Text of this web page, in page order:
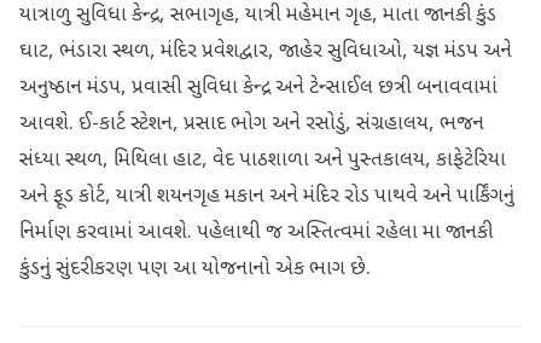
યાત્રાળુ સુવિધા કેન્દ્ર, સભાગૃહ, યાત્રી મહેમાન ગૃહ, માતા જાનકી કુંડ
ઘાટ, ભંડારા સ્થળ, મંદિર પ્રવેશદ્વાર, જાહેર સુવિધાઓ, યજ્ઞ મંડપ અને
અનુષ્ઠાન મંડપ, પ્રવાસી સુવિધા કેન્દ્ર અને ટેન્સાઈલ છત્રી બનાવવામાં
આવશે. ઈ-કાર્ટ સ્ટેશન, પ્રસાદ ભોગ અને રસોડું, સંગ્રહાલય, ભજન
સંધ્યા સ્થળ, મિથિલા હાટ, વેદ પાઠશાળા અને પુસ્તકાલય, કાફેટેરિયા
અને ફૂડ કોર્ટ, યાત્રી શયનગૃહ મકાન અને મંદિર રોડ પાથવે અને પાર્કિંગનું
નિર્માણ કરવામાં આવશે. પહેલાથી જ અસ્તિત્વમાં રહેલા મા જાનકી
કુંડનું સુંદરીકરણ પણ આ યોજનાનો એક ભાગ છે.